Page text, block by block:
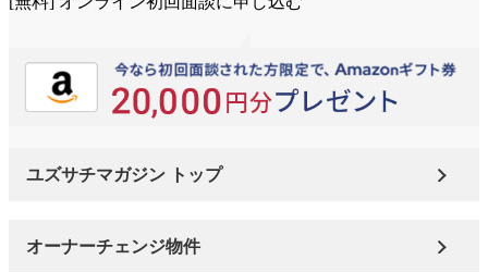
ユズサチマガジン トップ
オーナーチェンジ物件